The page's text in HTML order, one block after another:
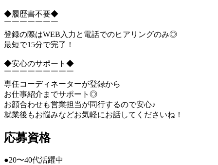
◆履歴書不要◆
￣￣￣￣￣￣￣
登録の際はWEB入力と電話でのヒアリングのみ◎
最短で15分で完了！
◆安心のサポート◆
￣￣￣￣￣￣￣￣￣
専任コーディネーターが登録から
お仕事紹介までサポート◎
お顔合わせも営業担当が同行するので安心♪
就業後もお悩みなどお気軽にお話してくださいね！
応募資格
●20〜40代活躍中